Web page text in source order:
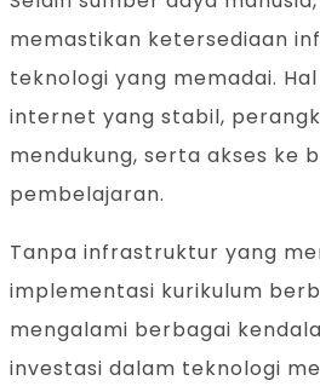
memastikan ketersediaan
teknologi yang memadai.
internet yang stabil,
mendukung, serta akses ke
pembelajaran.
Tanpa infrastruktur yang
implementasi kurikulum
mengalami berbagai
investasi dalam teknologi